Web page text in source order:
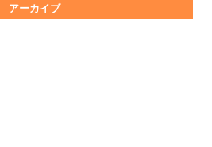
アーカイブ